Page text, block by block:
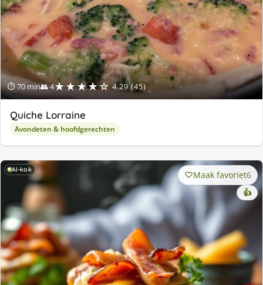
⏱ 70 min👥 4★★★★☆ 4.29 (45)
Quiche Lorraine
Avondeten & hoofdgerechten
AI-kok Maak favoriet6
👍